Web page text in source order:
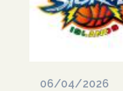
06/04/2026